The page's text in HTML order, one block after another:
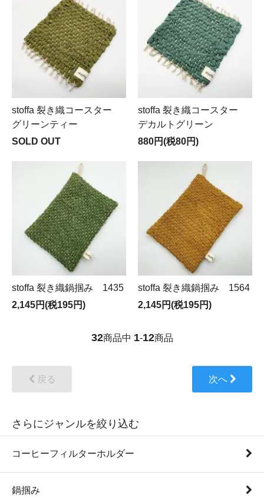
stoffa 裂き織コースター
グリーンティー
SOLD OUT
stoffa 裂き織コースター
デカルトグリーン
880円(税80円)
stoffa 裂き織鍋掴み 1435
2,145円(税195円)
stoffa 裂き織鍋掴み 1564
2,145円(税195円)
32商品中 1-12商品
戻る 次へ
さらにジャンルを絞り込む
コーヒーフィルターホルダー
鍋掴み